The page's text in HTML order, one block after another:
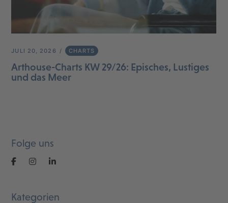
JULI 20, 2026 CHARTS
Arthouse-Charts KW 29/26: Episches, Lustiges
und das Meer
Folge uns
Kategorien